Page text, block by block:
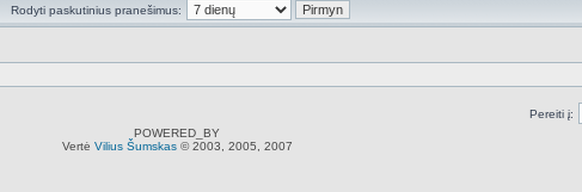
Rodyti paskutinius pranešimus:
Pereiti į:
POWERED_BY
Vertė Vilius Šumskas© 2003, 2005, 2007